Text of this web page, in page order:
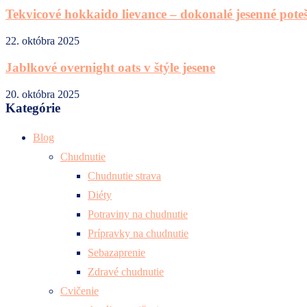
Tekvicové hokkaido lievance – dokonalé jesenné
22. októbra 2025
Jablkové overnight oats v štýle jesene
20. októbra 2025
Kategórie
Blog
Chudnutie
Chudnutie strava
Diéty
Potraviny na chudnutie
Prípravky na chudnutie
Sebazaprenie
Zdravé chudnutie
Cvičenie